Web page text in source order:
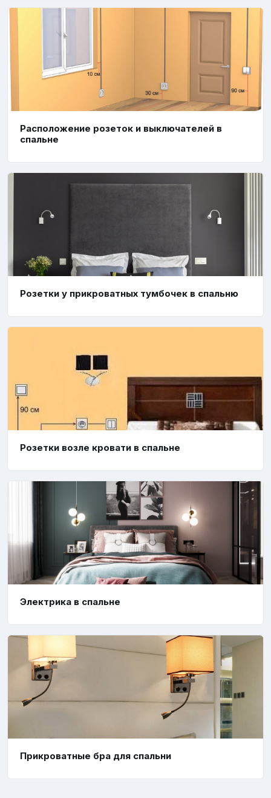
Расположение розеток и выключателей в
спальне
Розетки у прикроватных тумбочек в спальню
Розетки возле кровати в спальне
Электрика в спальне
Прикроватные бра для спальни